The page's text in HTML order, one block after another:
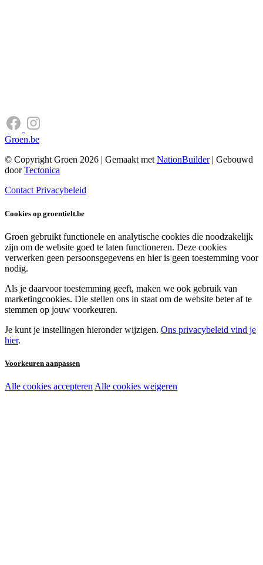
Groen.be
© Copyright Groen 2026 | Gemaakt metNationBuilder| Gebouwd
doorTectonica
ContactPrivacybeleid
Cookies op groentielt.be
Groen gebruikt functionele en analytische cookies die noodzakelijk
zijn om de website goed te laten functioneren. Deze cookies
verwerken geen persoonsgegevens en hier is geen toestemming voor
nodig.
Als je daarvoor toestemming geeft, maken we ook gebruik van
marketingcookies. Die stellen ons in staat om de website beter af te
stemmen op jouw voorkeuren.
Je kunt je instellingen hieronder wijzigen. Ons privacybeleid vind je
hier.
Voorkeuren aanpassen
Noodzakelijke cookies:
Alle cookies accepteren Alle cookies weigeren